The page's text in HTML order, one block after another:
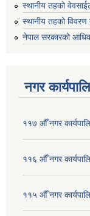
स्थानीय तहको
स्थानीय तहको
नेपाल सरकारको
नगर
११७ औँ नगर
११६ औँ नगर
११५ औँ नगर